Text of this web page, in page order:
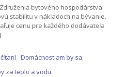
bytového hospodárstva
stabilitu v nákladoch na bývanie.
cenu pre každého dodávateľa
- Domácnostiam by sa
za teplo a vodu